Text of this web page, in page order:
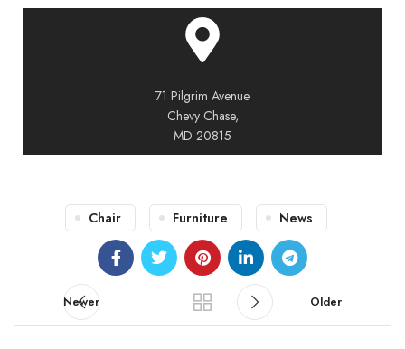
71 Pilgrim Avenue
Chevy Chase,
MD 20815
Chair Furniture News
Newer Older